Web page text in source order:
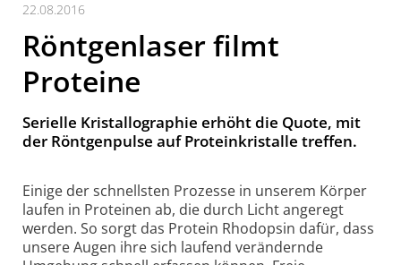
22.08.2016
Röntgenlaser filmt
Proteine
Serielle Kristallographie erhöht die Quote, mit
der Röntgenpulse auf Proteinkristalle treffen.
Einige der schnellsten Prozesse in unserem Körper
laufen in Proteinen ab, die durch Licht angeregt
werden. So sorgt das Protein Rhodopsin dafür, dass
unsere Augen ihre sich laufend verändernde